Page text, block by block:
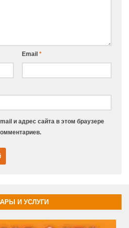
Email *
и адрес сайта в этом браузере
И УСЛУГИ